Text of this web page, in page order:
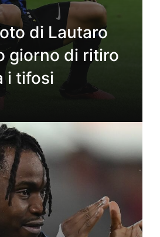
di Lautaro
giorno di ritiro
i tifosi